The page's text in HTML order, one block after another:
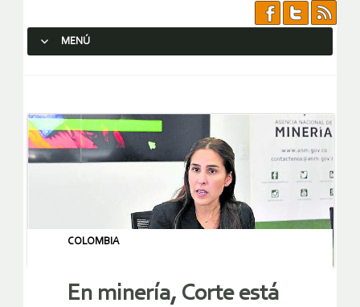
MENÚ
COLOMBIA
En minería, Corte está